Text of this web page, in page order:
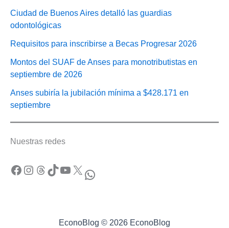
Ciudad de Buenos Aires detalló las guardias
odontológicas
Requisitos para inscribirse a Becas Progresar 2026
Montos del SUAF de Anses para monotributistas en
septiembre de 2026
Anses subiría la jubilación mínima a $428.171 en
septiembre
Nuestras redes
Facebook Instagram Threads TikTok YouTube X WhatsApp
EconoBlog © 2026 EconoBlog